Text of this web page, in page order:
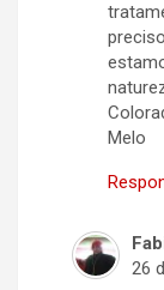
Melo
26